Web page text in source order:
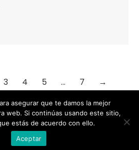
3 4 5 … 7 →
by Animation Graphics
asegurar que te damos la mejor
web. Si continúas usando este sitio,
estás de acuerdo con ello.
Aceptar